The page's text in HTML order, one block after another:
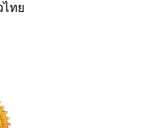
วไท